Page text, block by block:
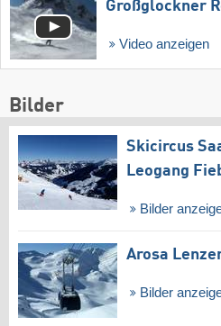
Großglockner
Video anzeigen
Bilder
Skicircus
Leogang
Bilder
Arosa
Bilder